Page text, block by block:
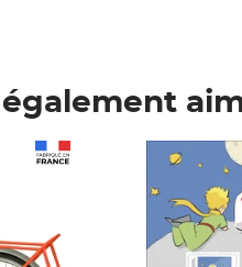
Prix 6,25€ HT